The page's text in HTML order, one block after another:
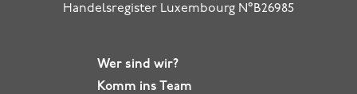
Handelsregister Luxembourg N°B26985
Wer sind wir?
Komm ins
Team